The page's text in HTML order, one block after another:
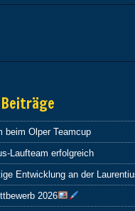
beim Olper Teamcup
Laufteam erfolgreich
Entwicklung an der
2026